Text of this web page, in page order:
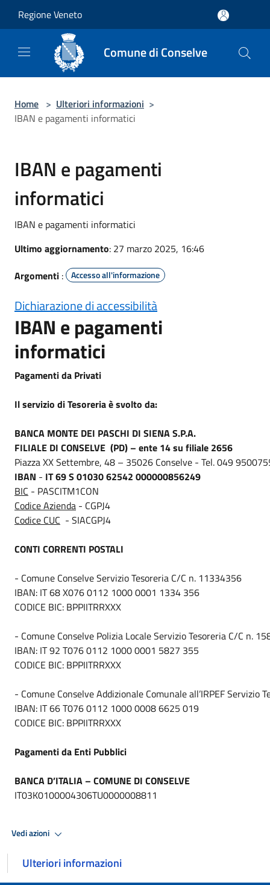
Regione Veneto
Comune di Conselve
Home > Ulteriori informazioni >
IBAN e pagamenti informatici
IBAN e pagamenti
informatici
IBAN e pagamenti informatici
Ultimo aggiornamento: 27 marzo 2025, 16:46
Argomenti : Accesso all'informazione
Dichiarazione di accessibilità
IBAN e pagamenti
informatici
Pagamenti da Privati
Il servizio di Tesoreria è svolto da:
BANCA MONTE DEI PASCHI DI SIENA S.P.A.
FILIALE DI CONSELVE (PD) – ente 14 su filiale 2656
Piazza XX Settembre, 48 – 35026 Conselve - Tel. 049
IBAN - IT 69 S 01030 62542 000000856249
BIC - PASCITM1CON
Codice Azienda - CGPJ4
Codice CUC - SIACGPJ4
CONTI CORRENTI POSTALI
- Comune Conselve Servizio Tesoreria C/C n. 11334356
IBAN: IT 68 X076 0112 1000 0001 1334 356
CODICE BIC: BPPIITRRXXX
- Comune Conselve Polizia Locale Servizio Tesoreria C/C n.
IBAN: IT 92 T076 0112 1000 0001 5827 355
CODICE BIC: BPPIITRRXXX
- Comune Conselve Addizionale Comunale all’IRPEF Servizio
IBAN: IT 66 T076 0112 1000 0008 6625 019
CODICE BIC: BPPIITRRXXX
Pagamenti da Enti Pubblici
BANCA D’ITALIA – COMUNE DI CONSELVE
IT03K0100004306TU0000008811
Vedi azioni
Ulteriori informazioni